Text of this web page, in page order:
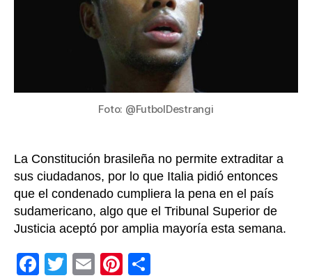
Foto: @FutbolDestrangi
La Constitución brasileña no permite extraditar a
sus ciudadanos, por lo que Italia pidió entonces
que el condenado cumpliera la pena en el país
sudamericano, algo que el Tribunal Superior de
Justicia aceptó por amplia mayoría esta semana.
F
T
E
Pi